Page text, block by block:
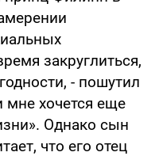
закруглиться,
- пошутил
мне хочется еще
Однако сын
что его отец